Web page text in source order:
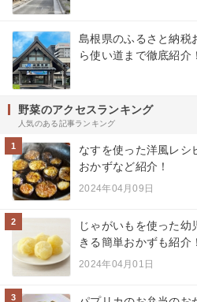
島根県のふるさと納税
ら使い道まで徹底紹介！
野菜のアクセスランキング
人気のある記事ランキング
1
なすを使った洋風レシ
おかずなど紹介！
2024年04月09日
2
じゃがいもを使った
きる簡単おかずも紹介！
2024年04月01日
3